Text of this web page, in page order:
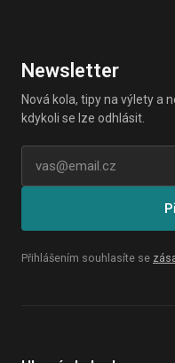
Newsletter
Nová kola, tipy na výlety a
kdykoli se lze odhlásit.
Přihlášením souhlasíte se
Už to skoro je! Potvrď
Něco se pokazilo. Zkus
Zadejte prosím platnou